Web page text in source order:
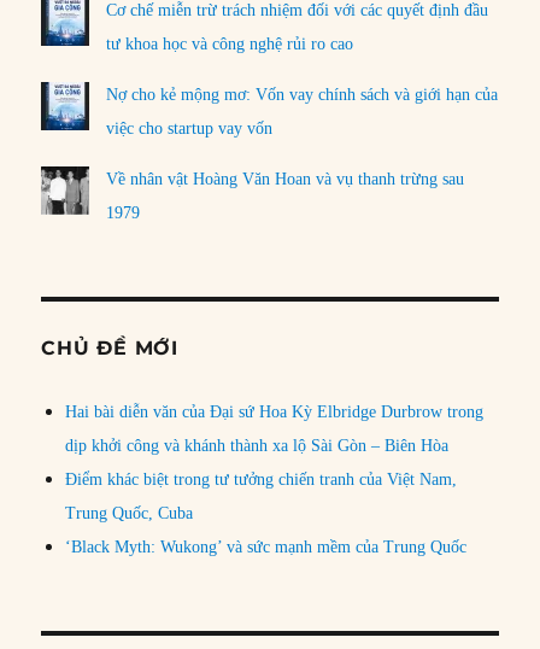
Cơ chế miễn trừ trách nhiệm đối với các quyết định đầu
tư khoa học và công nghệ rủi ro cao
Nợ cho kẻ mộng mơ: Vốn vay chính sách và giới hạn của
việc cho startup vay vốn
Về nhân vật Hoàng Văn Hoan và vụ thanh trừng sau
1979
CHỦ ĐỀ MỚI
Hai bài diễn văn của Đại sứ Hoa Kỳ Elbridge Durbrow trong
dịp khởi công và khánh thành xa lộ Sài Gòn – Biên Hòa
Điểm khác biệt trong tư tưởng chiến tranh của Việt Nam,
Trung Quốc, Cuba
‘Black Myth: Wukong’ và sức mạnh mềm của Trung Quốc